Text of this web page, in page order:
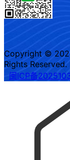
Copyright ©
Rights
闽ICP备